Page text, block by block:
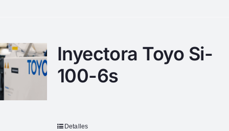
Inyectora Toyo Si-
100-6s
Detalles